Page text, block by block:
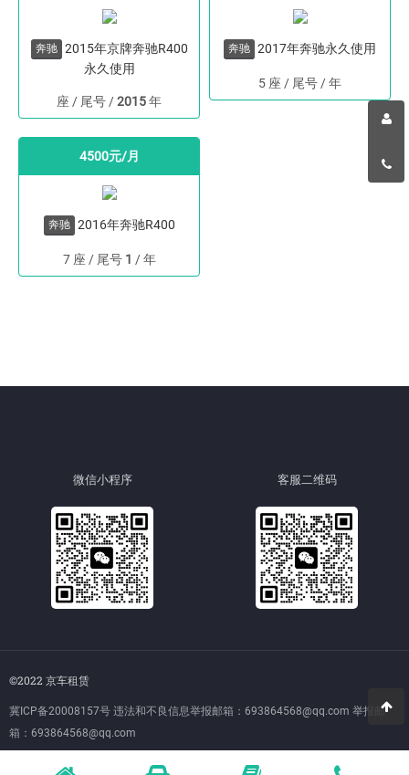
奔驰
2015年京牌奔驰R400
永久使用
座 / 尾号 /2015年
奔驰 2017年奔驰永久使用
5 座 / 尾号 /年
4500元/月
奔驰 2016年奔驰R400
7 座 / 尾号 1 /年
微信小程序 客服二维码
©2022 京车租赁
冀ICP备20008157号 违法和不良信息举报邮箱：693864568@qq.com 举报邮
箱：693864568@qq.com
全国扫黑除恶举报电话：010—12389，上海市扫黑除恶举报电话：021—